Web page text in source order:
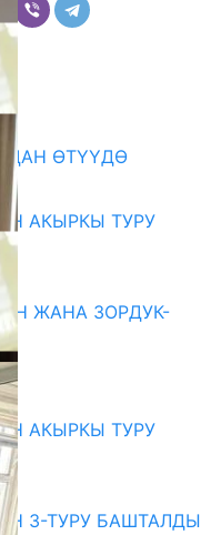
ӨТҮҮДӨ
АКЫРКЫ ТУРУ
ЖАНА ЗОРДУК-
АКЫРКЫ ТУРУ
3-ТУРУ БАШТАЛДЫ